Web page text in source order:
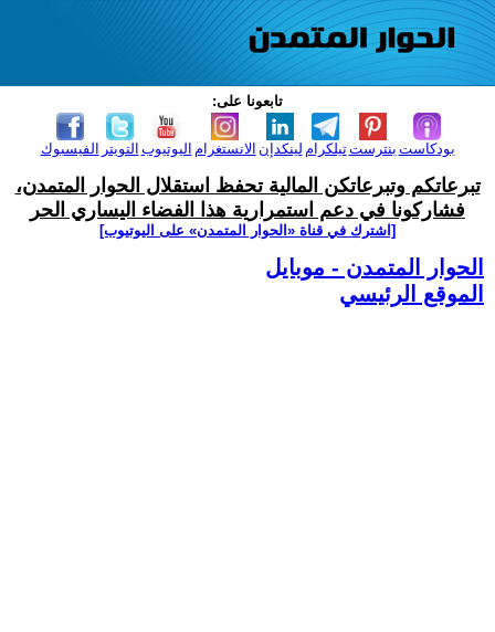
تابعونا على:
الفيسبوك التويتر اليوتيوب الانستغرام لينكدإن تيلكرامبنترست بودكاست
تبرعاتكم وتبرعاتكن المالية تحفظ استقلال الحوار المتمدن،
فشاركونا في دعم استمرارية هذا الفضاء اليساري الحر
[اشترك في قناة ‫«الحوار المتمدن» على اليوتيوب]
الحوار المتمدن - موبايل
الموقع الرئيسي